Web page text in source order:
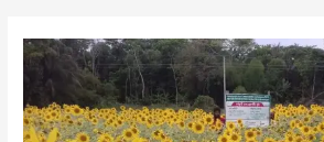
শিক্ষার্থীর
মৃত্যু